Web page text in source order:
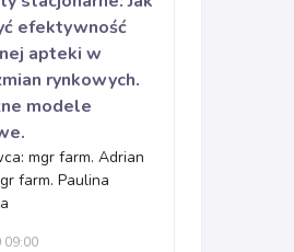
efektywność
apteki w
rynkowych.
modele
mgr farm. Adrian
farm. Paulina
09:00